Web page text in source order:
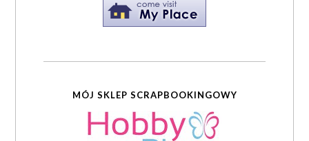
MÓJ SKLEP SCRAPBOOKINGOWY